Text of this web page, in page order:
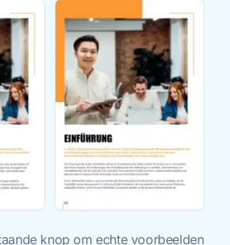
knop om echte voorbeelden